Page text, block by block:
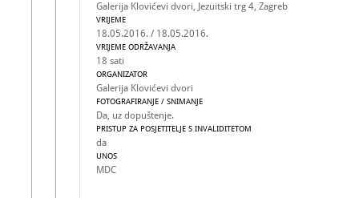
Galerija Klovićevi dvori, Jezuitski trg 4, Zagreb
VRIJEME
18.05.2016. / 18.05.2016.
VRIJEME ODRŽAVANJA
18 sati
ORGANIZATOR
Galerija Klovićevi dvori
FOTOGRAFIRANJE / SNIMANJE
Da, uz dopuštenje.
PRISTUP ZA POSJETITELJE S INVALIDITETOM
da
UNOS
MDC